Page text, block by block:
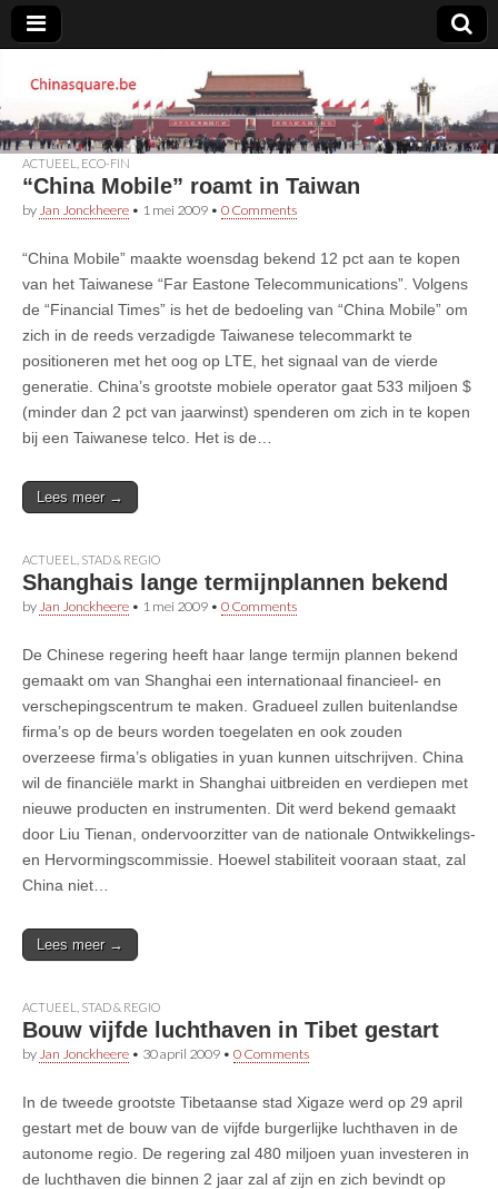
Chinasquare.be
ACTUEEL ECO-FIN
“China Mobile” roamt in Taiwan
by Jan Jonckheere • 1 mei 2009 • 0 Comments
“China Mobile” maakte woensdag bekend 12 pct aan te kopen
van het Taiwanese “Far Eastone Telecommunications”. Volgens
de “Financial Times” is het de bedoeling van “China Mobile” om
zich in de reeds verzadigde Taiwanese telecommarkt te
positioneren met het oog op LTE, het signaal van de vierde
generatie. China’s grootste mobiele operator gaat 533 miljoen $
(minder dan 2 pct van jaarwinst) spenderen om zich in te kopen
bij een Taiwanese telco. Het is de…
Lees meer →
ACTUEEL STAD & REGIO
Shanghais lange termijnplannen bekend
by Jan Jonckheere • 1 mei 2009 • 0 Comments
De Chinese regering heeft haar lange termijn plannen bekend
gemaakt om van Shanghai een internationaal financieel- en
verschepingscentrum te maken. Gradueel zullen buitenlandse
firma’s op de beurs worden toegelaten en ook zouden
overzeese firma’s obligaties in yuan kunnen uitschrijven. China
wil de financiële markt in Shanghai uitbreiden en verdiepen met
nieuwe producten en instrumenten. Dit werd bekend gemaakt
door Liu Tienan, ondervoorzitter van de nationale Ontwikkelings-
en Hervormingscommissie. Hoewel stabiliteit vooraan staat, zal
China niet…
Lees meer →
ACTUEEL STAD & REGIO
Bouw vijfde luchthaven in Tibet gestart
by Jan Jonckheere • 30 april 2009 • 0 Comments
In de tweede grootste Tibetaanse stad Xigaze werd op 29 april
gestart met de bouw van de vijfde burgerlijke luchthaven in de
autonome regio. De regering zal 480 miljoen yuan investeren in
de luchthaven die binnen 2 jaar zal af zijn en zich bevindt op